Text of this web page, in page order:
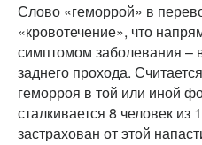
Слово «геморрой» в
«кровотечение», что
симптомом заболевания –
заднего прохода.
геморроя в той или иной
сталкивается 8 человек из
застрахован от этой